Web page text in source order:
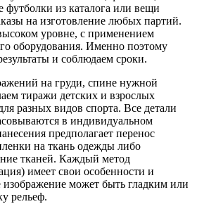
футболки из каталога или вещи
на изготовление любых партий.
уровне, с применением
оборудования. Именно поэтому
и соблюдаем сроки.
на груди, спине нужной
тиражи детских и взрослых
разных видов спорта. Все детали
в индивидуальном
предполагает перенос
на ткань одежды либо
тканей. Каждый метод
имеет свои особенности и
изображение может быть гладким или
рельеф.